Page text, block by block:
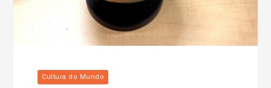
Cultura do Mundo